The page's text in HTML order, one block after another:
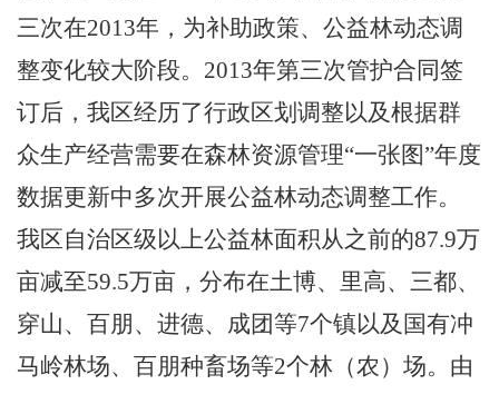
三次在2013年，为补助政策、公益林动态调
整变化较大阶段。 2013年第三次管护合同签
订后，我区经历了行政区划调整以及根据群
众生产经营需要在森林资源管理“一张图”年度
数据更新中多次开展公益林动态调整工作。
我区自治区级以上公益林面积从之前的87.9万
亩减至59.5万亩，分布在土博、里高、三都、
穿山、百朋、进德、成团等7个镇以及国有冲
马岭林场、百朋种畜场等2个林（农）场。由